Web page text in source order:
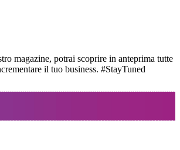
magazine, potrai scoprire in anteprima tutte
il tuo business. #StayTuned